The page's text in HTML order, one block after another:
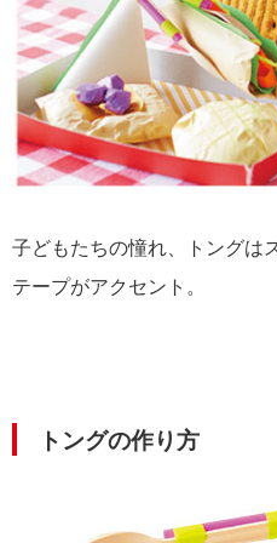
子どもたちの憧れ、トングは
テープがアクセント。
トングの作り方